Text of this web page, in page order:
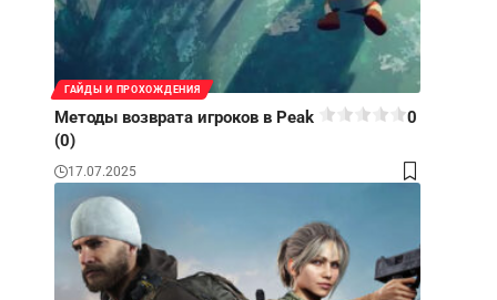
ГАЙДЫ И ПРОХОЖДЕНИЯ
Методы возврата игроков в Peak
0
(0)
17.07.2025